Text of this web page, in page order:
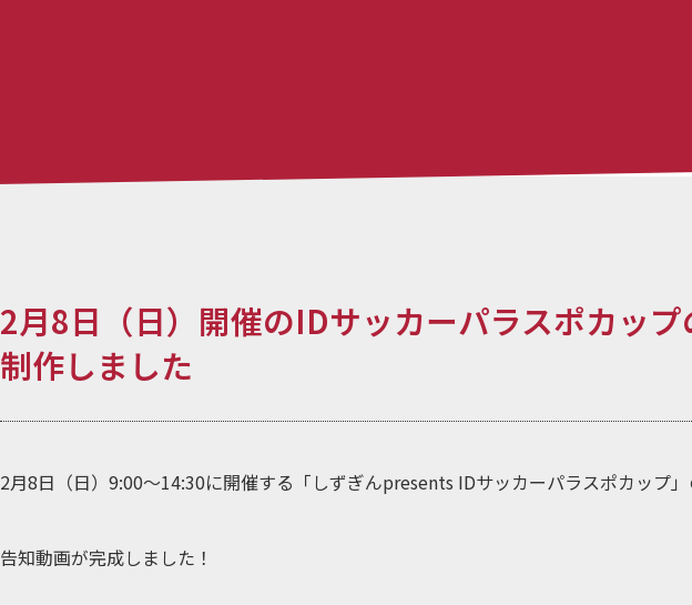
2月8日（日）開催のIDサッカーパラスポカッ
制作しました
2月8日（日）9:00〜14:30に開催する「しずぎんpresents IDサッカーパラスポカップ
告知動画が完成しました！